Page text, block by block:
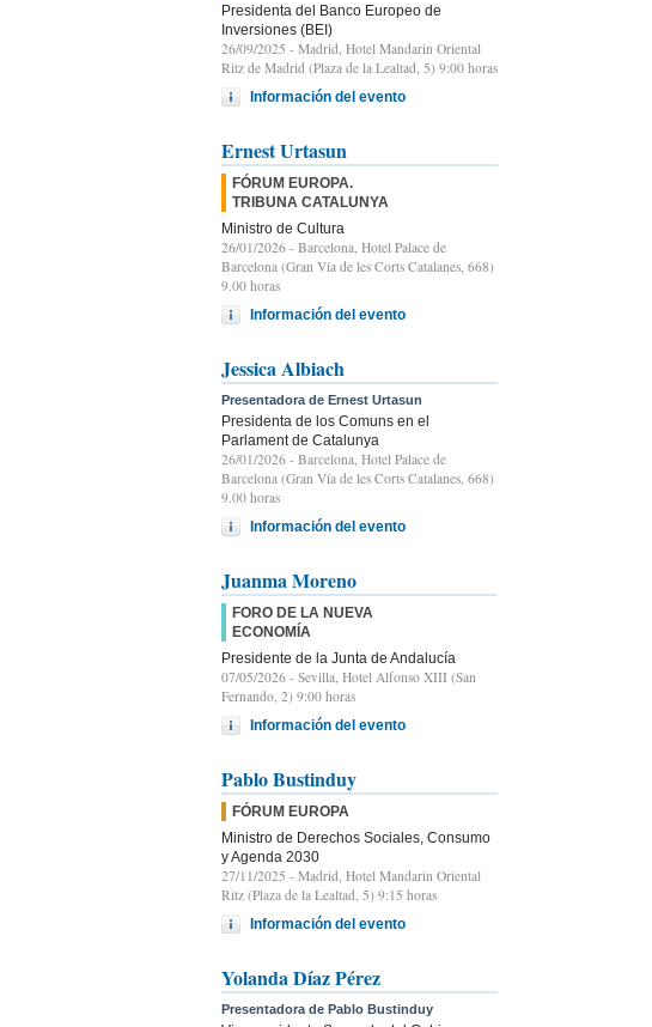
Presidenta del Banco Europeo de
Inversiones (BEI)
26/09/2025 - Madrid, Hotel Mandarin Oriental
Ritz de Madrid (Plaza de la Lealtad, 5) 9:00 horas
Información del evento
Ernest Urtasun
FÓRUM EUROPA.
TRIBUNA CATALUNYA
Ministro de Cultura
26/01/2026 - Barcelona, Hotel Palace de
Barcelona (Gran Vía de les Corts Catalanes, 668)
9.00 horas
Información del evento
Jessica Albiach
Presentadora de Ernest Urtasun
Presidenta de los Comuns en el
Parlament de Catalunya
26/01/2026 - Barcelona, Hotel Palace de
Barcelona (Gran Vía de les Corts Catalanes, 668)
9.00 horas
Información del evento
Juanma Moreno
FORO DE LA NUEVA
ECONOMÍA
Presidente de la Junta de Andalucía
07/05/2026 - Sevilla, Hotel Alfonso XIII (San
Fernando, 2) 9:00 horas
Información del evento
Pablo Bustinduy
FÓRUM EUROPA
Ministro de Derechos Sociales, Consumo
y Agenda 2030
27/11/2025 - Madrid, Hotel Mandarin Oriental
Ritz (Plaza de la Lealtad, 5) 9:15 horas
Información del evento
Yolanda Díaz Pérez
Presentadora de Pablo Bustinduy